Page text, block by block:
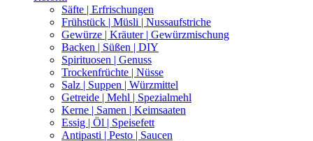
Säfte | Erfrischungen
Frühstück | Müsli | Nussaufstriche
Gewürze | Kräuter | Gewürzmischung
Backen | Süßen | DIY
Spirituosen | Genuss
Trockenfrüchte | Nüsse
Salz | Suppen | Würzmittel
Getreide | Mehl | Spezialmehl
Kerne | Samen | Keimsaaten
Essig | Öl | Speisefett
Antipasti | Pesto | Saucen